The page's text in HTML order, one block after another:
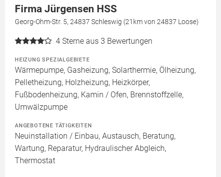
Firma Jürgensen HSS
Georg-Ohm-Str. 5, 24837 Schleswig (21km von 24837 Loose)
4 Sterne aus 3 Bewertungen
HEIZUNG SPEZIALGEBIETE
Wärmepumpe, Gasheizung, Solarthermie, Ölheizung,
Pelletheizung, Holzheizung, Heizkörper,
Fußbodenheizung, Kamin / Ofen, Brennstoffzelle,
Umwälzpumpe
ANGEBOTENE TÄTIGKEITEN
Neuinstallation / Einbau, Austausch, Beratung,
Wartung, Reparatur, Hydraulischer Abgleich,
Thermostat